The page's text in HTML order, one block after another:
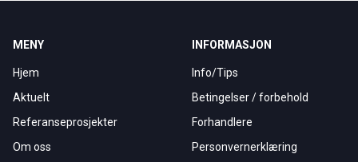
MENY
Hjem
Aktuelt
Referanseprosjekter
Om oss
INFORMASJON
Info/Tips
Betingelser / forbehold
Forhandlere
Personvernerklæring